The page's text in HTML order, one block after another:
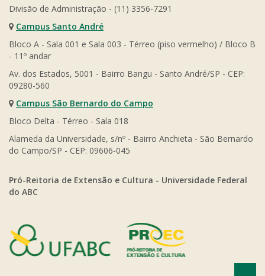
Divisão de Administração - (11) 3356-7291
Campus Santo André
Bloco A - Sala 001 e Sala 003 - Térreo (piso vermelho) / Bloco B
- 11º andar
Av. dos Estados, 5001 - Bairro Bangu - Santo André/SP - CEP:
09280-560
Campus São Bernardo do Campo
Bloco Delta - Térreo - Sala 018
Alameda da Universidade, s/nº - Bairro Anchieta - São Bernardo
do Campo/SP - CEP: 09606-045
Pró-Reitoria de Extensão e Cultura - Universidade Federal
do ABC